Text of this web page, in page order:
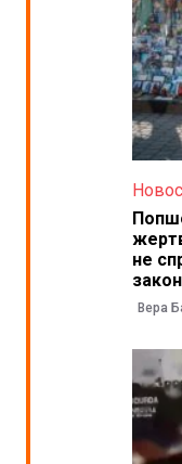
не
Вера